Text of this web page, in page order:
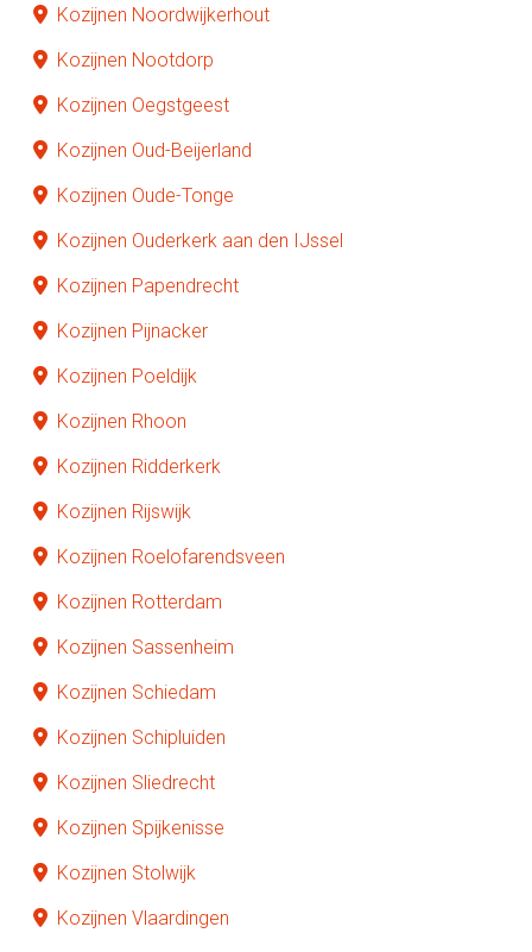
Kozijnen Noordwijkerhout
Kozijnen Nootdorp
Kozijnen Oegstgeest
Kozijnen Oud-Beijerland
Kozijnen Oude-Tonge
Kozijnen Ouderkerk aan den IJssel
Kozijnen Papendrecht
Kozijnen Pijnacker
Kozijnen Poeldijk
Kozijnen Rhoon
Kozijnen Ridderkerk
Kozijnen Rijswijk
Kozijnen Roelofarendsveen
Kozijnen Rotterdam
Kozijnen Sassenheim
Kozijnen Schiedam
Kozijnen Schipluiden
Kozijnen Sliedrecht
Kozijnen Spijkenisse
Kozijnen Stolwijk
Kozijnen Vlaardingen